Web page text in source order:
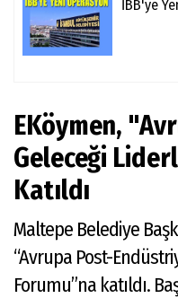
İBB'ye
EKöymen,
Geleceği
Katıldı
Maltepe Belediye
“Avrupa Post-
Forumu”na katıldı.